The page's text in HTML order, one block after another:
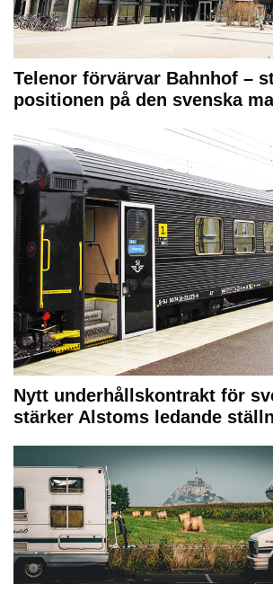
Telenor förvärvar Bahnhof –
positionen på den svenska
Nytt underhållskontrakt för
stärker Alstoms ledande